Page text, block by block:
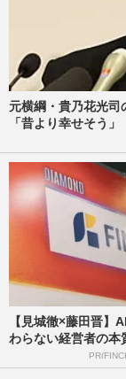
元横綱・貴乃花光司
「昔より幸せそう」
【見城徹×藤田晋】
わらない経営者の本